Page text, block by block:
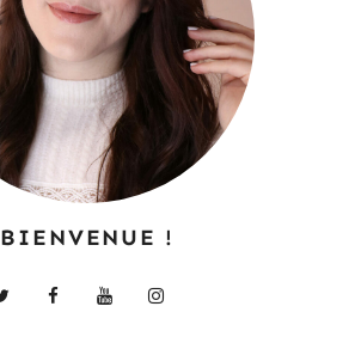
BIENVENUE !